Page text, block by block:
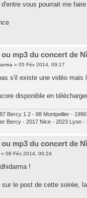
d'entre vous pourrait me
mp3 du concert de
» 05 Fév 2014, 09:17
s'il existe une vidéo mais
disponible en
Bercy 1 2 - 88 Montpellier -
Bercy - 2017 Nice - 2023 Lyon -
mp3 du concert de
» 08 Fév 2014, 00:24
!
le post de cette soirée,